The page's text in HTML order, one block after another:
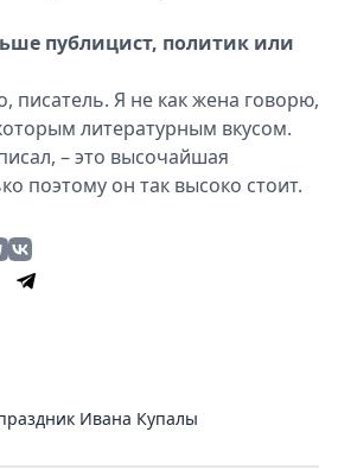
публицист, политик или
писатель. Я не как жена говорю,
литературным вкусом.
– это высочайшая
поэтому он так высоко стоит.
Ивана Купалы